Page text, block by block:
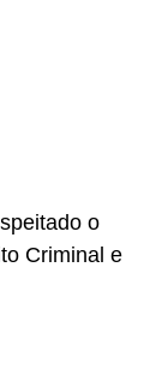
o
Criminal e